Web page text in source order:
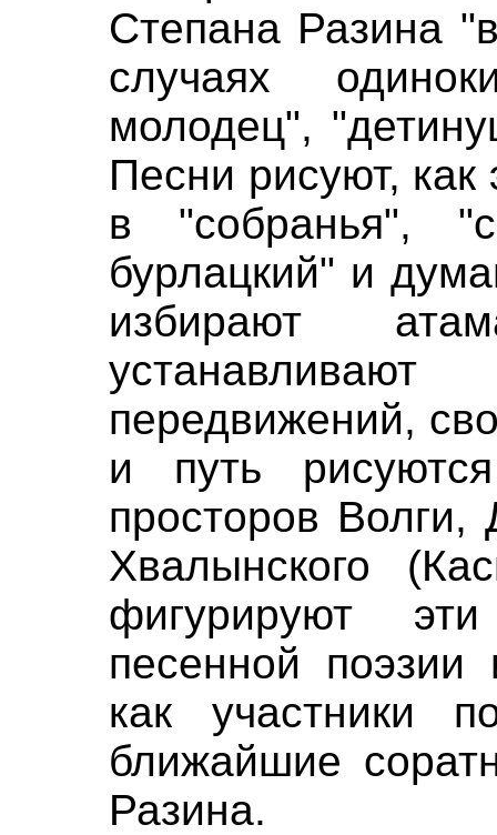
Степана Разина
случаях
молодец",
Песни рисуют,
в "собранья",
бурлацкий" и
избирают
передвижений,
и путь
просторов Волги,
Хвалынского
фигурируют
песенной
как участники
ближайшие
Разина.